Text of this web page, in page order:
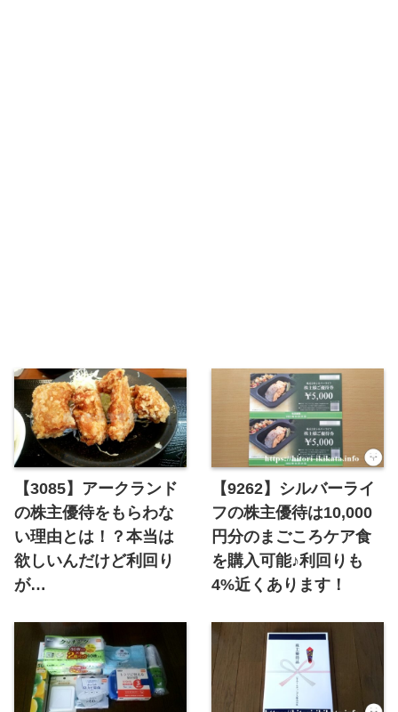
【3085】アークランド
の株主優待をもらわな
い理由とは！？本当は
欲しいんだけど利回り
が…
【9262】シルバーライ
フの株主優待は10,000
円分のまごころケア食
を購入可能♪利回りも
4%近くあります！